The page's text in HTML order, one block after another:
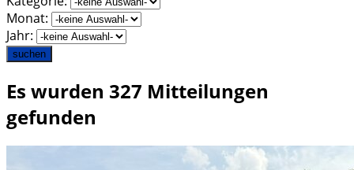
Monat:
Jahr:
suchen
Es wurden 327 Mitteilungen
gefunden